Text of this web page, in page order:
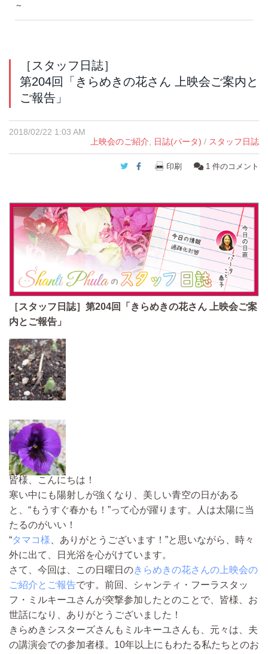
～
［スタッフ日誌］
第204回「きらめきの花さん 上映会ご案内と
ご報告」
2018/02/22 1:03 AM
上映会のご紹介, 日誌(パータ) / スタッフ日誌
Twitter
Facebook
印刷 1 件のコメント
［スタッフ日誌］第204回「きらめきの花さん 上映会ご案
内とご報告」
皆様、こんにちは！
寒い中にも陽射しが強くなり、美しい青空の日がある
と、“もうすぐ春かも！”って心が躍ります。人は太陽に当
たるのがいい！
“タマコ様 、ありがとうございます！”と思いながら、時々
外に出て、日光浴を心がけています。
さて、今回は、この日曜日のきらめきの花さんの上映会の
ご紹介とご報告です。前回、シャンティ・フーラスタッ
フ・ミルキーユさんが突撃参加したとのことで、皆様、お
世話になり、ありがとうございました！
きらめきシスターズさんもミルキーユさんも、元々は、夫
の講演会での参加者様。10年以上にもわたる私たちとのお